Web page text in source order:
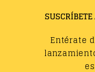
Entérate